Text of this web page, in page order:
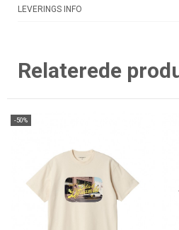
LEVERINGS INFO
Relaterede
-50%